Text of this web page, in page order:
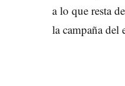
a lo que resta
la campaña del